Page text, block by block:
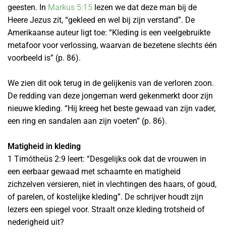
geesten. In Markus 5:15 lezen we dat deze man bij de
Heere Jezus zit, “gekleed en wel bij zijn verstand”. De
Amerikaanse auteur ligt toe: “Kleding is een veelgebruikte
metafoor voor verlossing, waarvan de bezetene slechts één
voorbeeld is” (p. 86).
We zien dit ook terug in de gelijkenis van de verloren zoon.
De redding van deze jongeman werd gekenmerkt door zijn
nieuwe kleding. “Hij kreeg het beste gewaad van zijn vader,
een ring en sandalen aan zijn voeten” (p. 86).
Matigheid in kleding
1 Timótheüs 2:9 leert: “Desgelijks ook dat de vrouwen in
een eerbaar gewaad met schaamte en matigheid
zichzelven versieren, niet in vlechtingen des haars, of goud,
of parelen, of kostelijke kleding”. De schrijver houdt zijn
lezers een spiegel voor. Straalt onze kleding trotsheid of
nederigheid uit?